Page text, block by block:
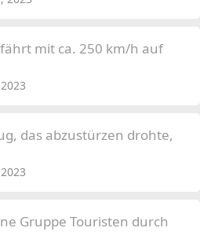
mit ca. 250 km/h auf
das abzustürzen drohte,
Gruppe Touristen durch